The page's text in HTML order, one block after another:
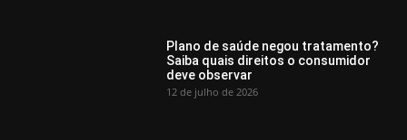
Plano de saúde negou tratamento?
Saiba quais direitos o consumidor
deve observar
12 de julho de 2026